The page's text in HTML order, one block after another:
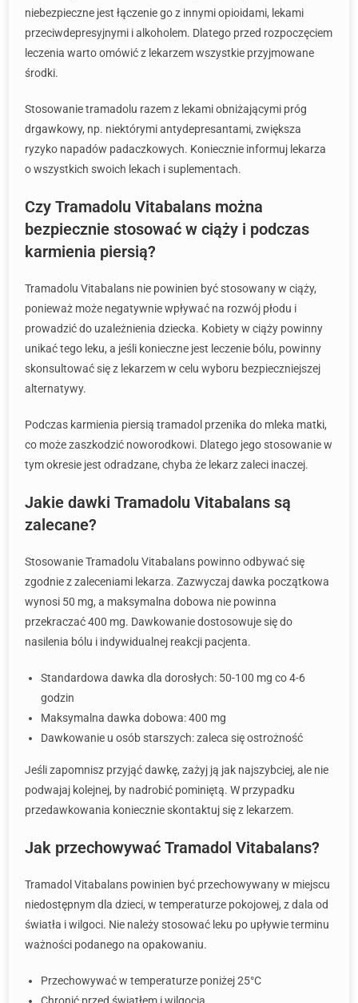
niebezpieczne jest łączenie go z innymi opioidami, lekami
przeciwdepresyjnymi i alkoholem. Dlatego przed rozpoczęciem
leczenia warto omówić z lekarzem wszystkie przyjmowane
środki.
Stosowanie tramadolu razem z lekami obniżającymi próg
drgawkowy, np. niektórymi antydepresantami, zwiększa
ryzyko napadów padaczkowych. Koniecznie informuj lekarza
o wszystkich swoich lekach i suplementach.
Czy Tramadolu Vitabalans można
bezpiecznie stosować w ciąży i podczas
karmienia piersią?
Tramadolu Vitabalans nie powinien być stosowany w ciąży,
ponieważ może negatywnie wpływać na rozwój płodu i
prowadzić do uzależnienia dziecka. Kobiety w ciąży powinny
unikać tego leku, a jeśli konieczne jest leczenie bólu, powinny
skonsultować się z lekarzem w celu wyboru bezpieczniejszej
alternatywy.
Podczas karmienia piersią tramadol przenika do mleka matki,
co może zaszkodzić noworodkowi. Dlatego jego stosowanie w
tym okresie jest odradzane, chyba że lekarz zaleci inaczej.
Jakie dawki Tramadolu Vitabalans są
zalecane?
Stosowanie Tramadolu Vitabalans powinno odbywać się
zgodnie z zaleceniami lekarza. Zazwyczaj dawka początkowa
wynosi 50 mg, a maksymalna dobowa nie powinna
przekraczać 400 mg. Dawkowanie dostosowuje się do
nasilenia bólu i indywidualnej reakcji pacjenta.
Standardowa dawka dla dorosłych: 50-100 mg co 4-6
godzin
Maksymalna dawka dobowa: 400 mg
Dawkowanie u osób starszych: zaleca się ostrożność
Jeśli zapomnisz przyjąć dawkę, zażyj ją jak najszybciej, ale nie
podwajaj kolejnej, by nadrobić pominiętą. W przypadku
przedawkowania koniecznie skontaktuj się z lekarzem.
Jak przechowywać Tramadol Vitabalans?
Tramadol Vitabalans powinien być przechowywany w miejscu
niedostępnym dla dzieci, w temperaturze pokojowej, z dala od
światła i wilgoci. Nie należy stosować leku po upływie terminu
ważności podanego na opakowaniu.
Przechowywać w temperaturze poniżej 25°C